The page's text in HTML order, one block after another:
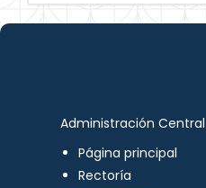
Administración Central
Página principal
Rectoría